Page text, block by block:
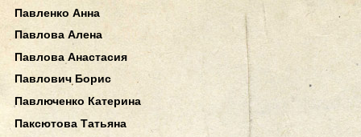
Павленко Анна
Павлова Алена
Павлова Анастасия
Павлович Борис
Павлюченко Катерина
Паксютова Татьяна